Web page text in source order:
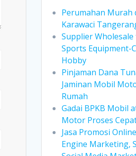
Perumahan Murah
Karawaci
Supplier
Sports Equipment-
Hobby
Pinjaman Dana
Jaminan Mobil
Rumah
Gadai BPKB Mobil
Motor Proses
Jasa Promosi
Engine Marketing,